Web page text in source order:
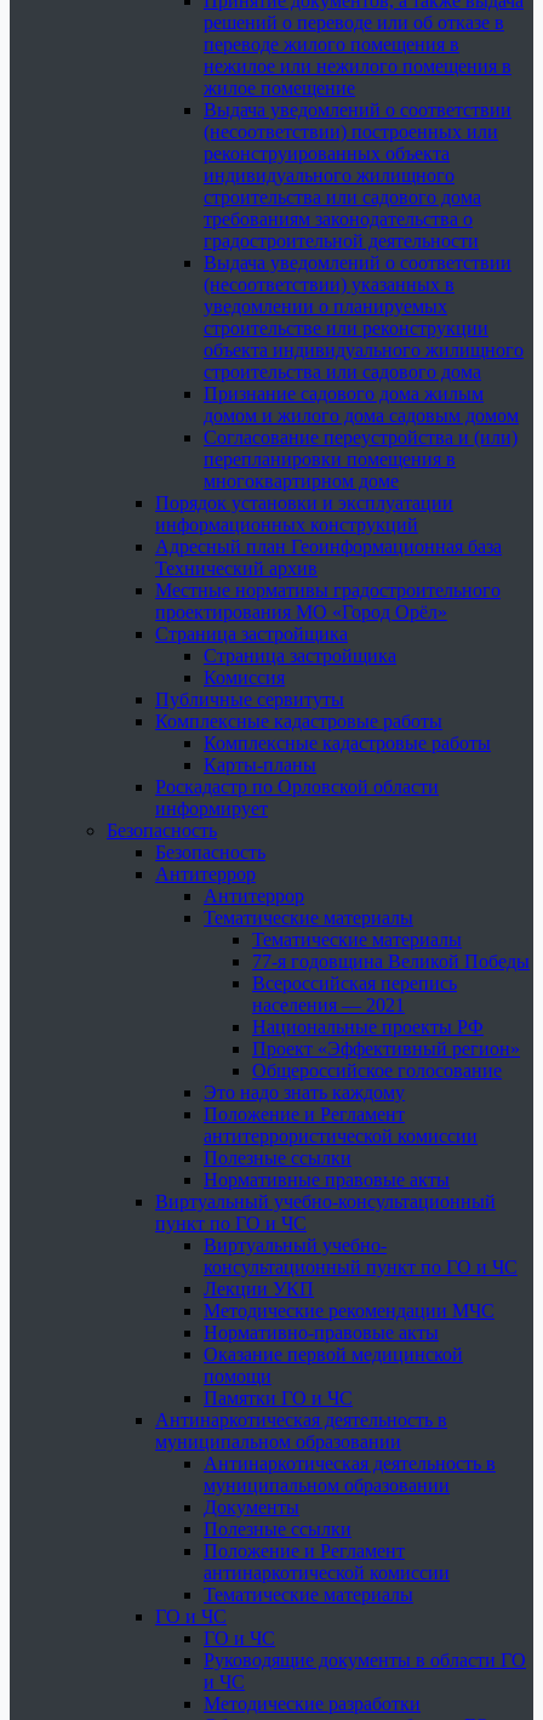
решений о переводе или об отказе в
переводе жилого помещения в
нежилое или нежилого помещения в
жилое помещение
Выдача уведомлений о соответствии
(несоответствии) построенных или
реконструированных объекта
индивидуального жилищного
строительства или садового дома
требованиям законодательства о
градостроительной деятельности
Выдача уведомлений о соответствии
(несоответствии) указанных в
уведомлении о планируемых
строительстве или реконструкции
объекта индивидуального жилищного
строительства или садового дома
Признание садового дома жилым
домом и жилого дома садовым домом
Согласование переустройства и (или)
перепланировки помещения в
многоквартирном доме
Порядок установки и эксплуатации
информационных конструкций
Адресный план Геоинформационная база
Технический архив
Местные нормативы градостроительного
проектирования МО «Город Орёл»
Страница застройщика
Страница застройщика
Комиссия
Публичные сервитуты
Комплексные кадастровые работы
Комплексные кадастровые работы
Карты-планы
Роскадастр по Орловской области
информирует
Безопасность
Безопасность
Антитеррор
Антитеррор
Тематические материалы
Тематические материалы
77-я годовщина Великой Победы
Всероссийская перепись
населения — 2021
Национальные проекты РФ
Проект «Эффективный регион»
Общероссийское голосование
Это надо знать каждому
Положение и Регламент
антитеррористической комиссии
Полезные ссылки
Нормативные правовые акты
Виртуальный учебно-консультационный
пункт по ГО и ЧС
Виртуальный учебно-
консультационный пункт по ГО и ЧС
Лекции УКП
Методические рекомендации МЧС
Нормативно-правовые акты
Оказание первой медицинской
помощи
Памятки ГО и ЧС
Антинаркотическая деятельность в
муниципальном образовании
Антинаркотическая деятельность в
муниципальном образовании
Документы
Полезные ссылки
Положение и Регламент
антинаркотической комиссии
Тематические материалы
ГО и ЧС
ГО и ЧС
Руководящие документы в области ГО
и ЧС
Методические разработки